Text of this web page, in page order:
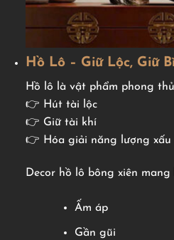
Hồ Lô – Giữ Lộc, Giữ
Hồ lô là vật phẩm phong
👉 Hút tài lộc
👉 Giữ tài khí
👉 Hóa giải năng lượng xấu
Decor hồ lô bông xiên mang
Ấm áp
Gần gũi